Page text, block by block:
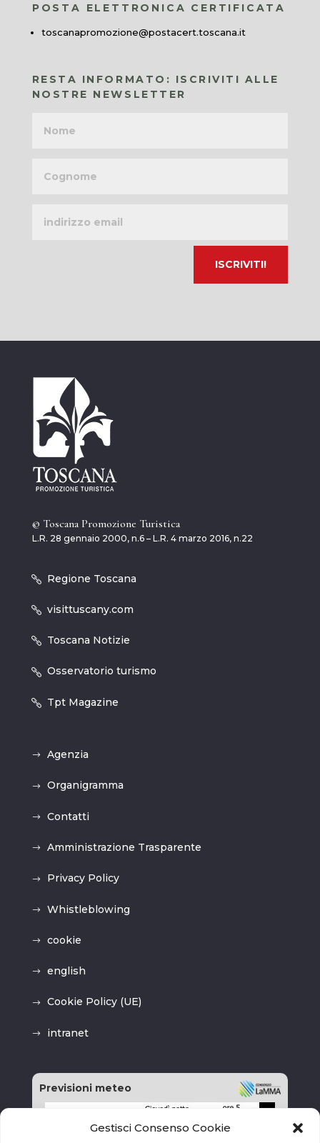
Gestisci Consenso Cookie
POSTA ELETTRONICA CERTIFICATA
toscanapromozione@postacert.toscana.it
RESTA INFORMATO: ISCRIVITI ALLE
NOSTRE NEWSLETTER
email
© Toscana Promozione Turistica
L.R. 28 gennaio 2000, n.6 – L.R. 4 marzo 2016, n.22
Regione Toscana
visittuscany.com
Toscana Notizie
Osservatorio turismo
Tpt Magazine
Agenzia
Organigramma
Contatti
Amministrazione Trasparente
Privacy Policy
Whistleblowing
cookie
english
Cookie Policy (UE)
intranet
Previsioni meteo